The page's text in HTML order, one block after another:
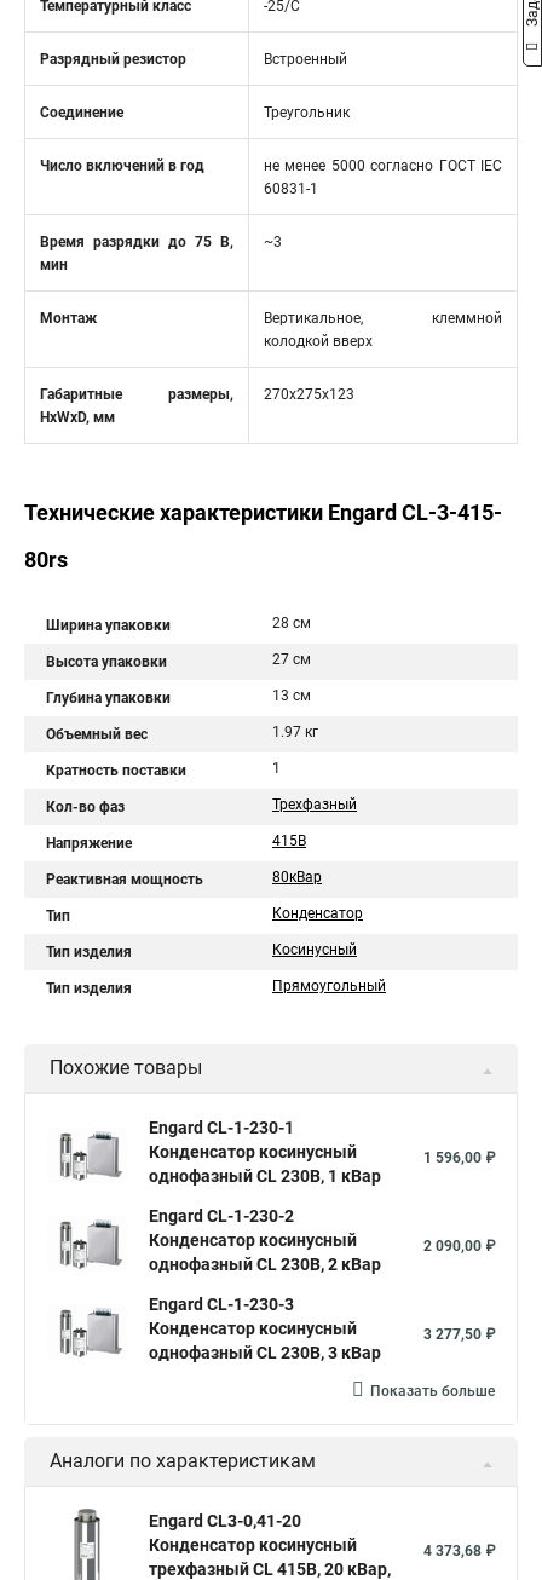
Температурный класс -25/С
Разрядный резистор Встроенный
Соединение Треугольник
Число включений в год
не менее 5000 согласно ГОСТ IEC
60831-1
Время разрядки до 75 В,
мин
~3
Монтаж
Вертикальное, клеммной
колодкой вверх
Габаритные размеры,
HxWxD, мм
270х275х123
Технические характеристики Engard CL-3-415-
80rs
Ширина упаковки 28 см
Высота упаковки 27 см
Глубина упаковки 13 см
Объемный вес 1.97 кг
Кратность поставки 1
Кол-во фаз Трехфазный
Напряжение 415В
Реактивная мощность 80кВар
Тип Конденсатор
Тип изделия Косинусный
Тип изделия Прямоугольный
Похожие товары
Engard CL-1-230-1
Конденсатор косинусный
однофазный CL 230В, 1 кВар
1 596,00 ₽
Engard CL-1-230-2
Конденсатор косинусный
однофазный CL 230В, 2 кВар
2 090,00 ₽
Engard CL-1-230-3
Конденсатор косинусный
однофазный CL 230В, 3 кВар
3 277,50 ₽
Показать больше
Аналоги по характеристикам
Engard CL3-0,41-20
Конденсатор косинусный
трехфазный CL 415В, 20 кВар,
4 373,68 ₽